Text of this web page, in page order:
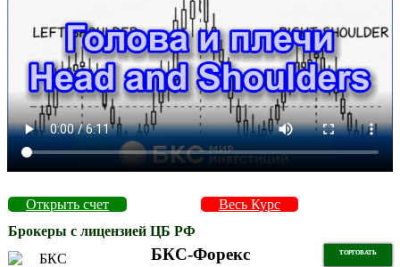
Открыть счет
Весь Курс
Брокеры с лицензией ЦБ РФ
БКС-Форекс ТОРГОВАТЬ